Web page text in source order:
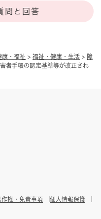
康・福祉 > 福祉・健康・生活 > 障
者手帳の認定基準等が改正され
問と回答
作権・免責事項
個人情報保護